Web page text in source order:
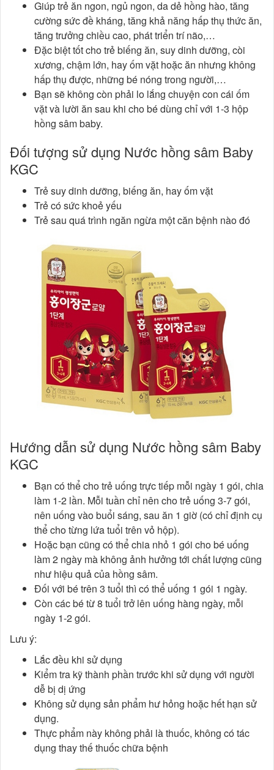
Giúp trẻ ăn ngon, ngủ ngon, da dẻ hồng hào, tăng
cường sức đề kháng, tăng khả năng hấp thụ thức ăn,
tăng trưởng chiều cao, phát triển trí não,…
Đặc biệt tốt cho trẻ biếng ăn, suy dinh dưỡng, còi
xương, chậm lớn, hay ốm vặt hoặc ăn nhưng không
hấp thụ được, những bé nóng trong người,…
Bạn sẽ không còn phải lo lắng chuyện con cái ốm
vặt và lười ăn sau khi cho bé dùng chỉ với 1-3 hộp
hồng sâm baby.
Đối tượng sử dụng Nước hồng sâm Baby
KGC
Trẻ suy dinh dưỡng, biếng ăn, hay ốm vặt
Trẻ có sức khoẻ yếu
Trẻ sau quá trình ngăn ngừa một căn bệnh nào đó
Hướng dẫn sử dụng Nước hồng sâm Baby
KGC
Bạn có thể cho trẻ uống trực tiếp mỗi ngày 1 gói, chia
làm 1-2 lần. Mỗi tuần chỉ nên cho trẻ uống 3-7 gói,
nên uống vào buổi sáng, sau ăn 1 giờ (có chỉ định cụ
thể cho từng lứa tuổi trên vỏ hộp).
Hoặc bạn cũng có thể chia nhỏ 1 gói cho bé uống
làm 2 ngày mà không ảnh hưởng tới chất lượng cũng
như hiệu quả của hồng sâm.
Đối với bé trên 3 tuổi thì có thể uống 1 gói 1 ngày.
Còn các bé từ 8 tuổi trở lên uống hàng ngày, mỗi
ngày 1-2 gói.
Lưu ý:
Lắc đều khi sử dụng
Kiểm tra kỹ thành phần trước khi sử dụng với người
dễ bị dị ứng
Không sử dụng sản phẩm hư hỏng hoặc hết hạn sử
dụng.
Thực phẩm này không phải là thuốc, không có tác
dụng thay thế thuốc chữa bệnh